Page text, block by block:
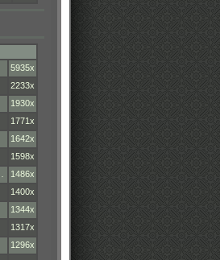
5935x
2233x
1930x
1771x
1642x
1598x
1486x
1400x
1344x
1317x
1296x